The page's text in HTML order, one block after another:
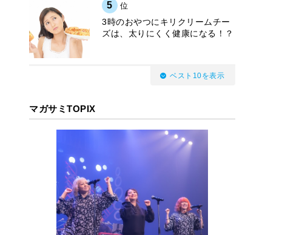
5 位
3時のおやつにキリクリームチー
ズは、太りにくく健康になる！？
ベスト10を表示
マガサミTOPIX